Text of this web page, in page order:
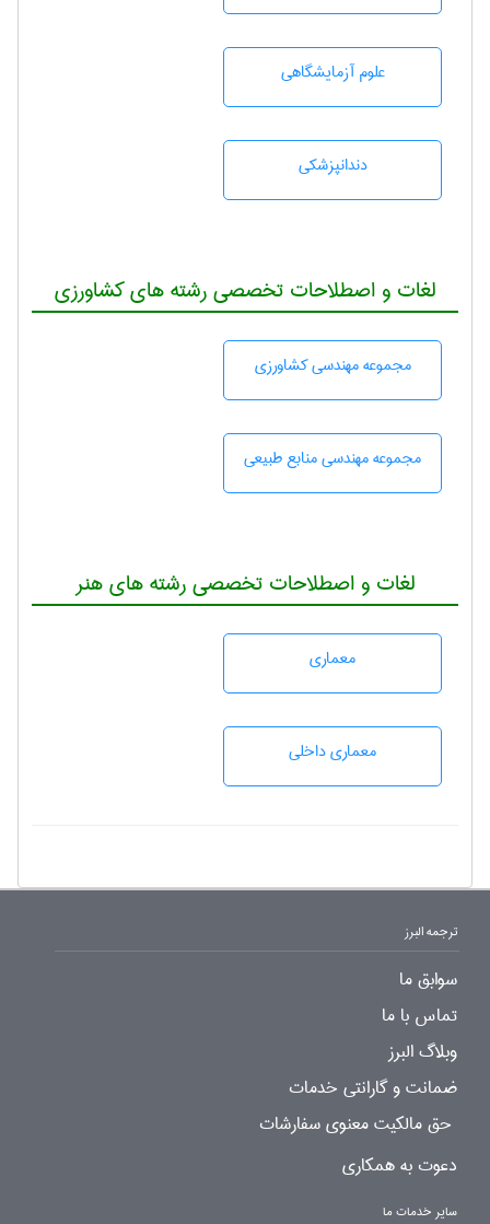
علوم آزمايشگاهی
دندانپزشكی
لغات و اصطلاحات تخصصی رشته های کشاورزی
مجموعه مهندسی كشاورزی
مجموعه مهندسی منابع طبيعی
لغات و اصطلاحات تخصصی رشته های هنر
معماری
معماری داخلی
ترجمه البرز
سوابق ما
تماس با ما
وبلاگ البرز
ضمانت و گارانتی خدمات
حق مالکیت معنوی سفارشات
دعوت به همکاری
سایر خدمات ما